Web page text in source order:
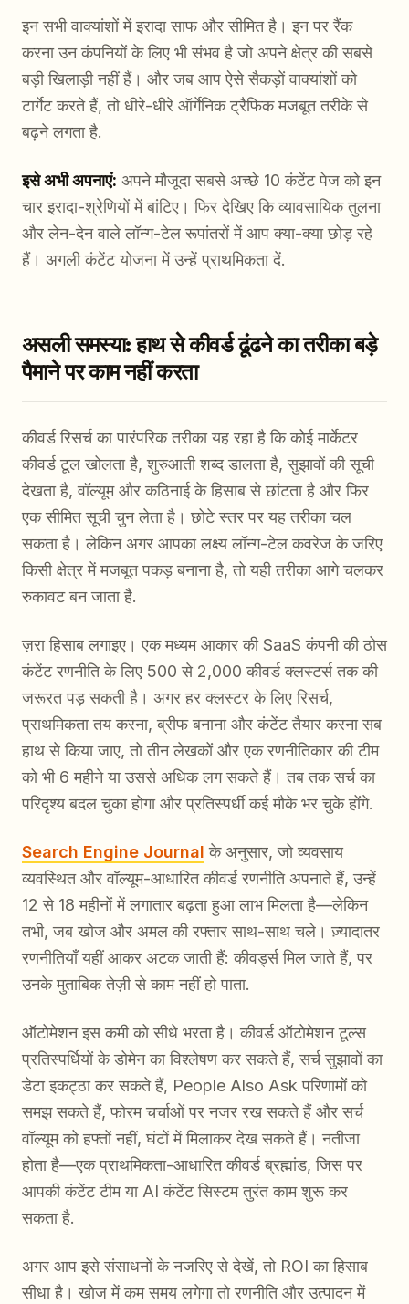
इन सभी वाक्यांशों में इरादा साफ और सीमित है। इन पर रैंक
करना उन कंपनियों के लिए भी संभव है जो अपने क्षेत्र की सबसे
बड़ी खिलाड़ी नहीं हैं। और जब आप ऐसे सैकड़ों वाक्यांशों को
टार्गेट करते हैं, तो धीरे-धीरे ऑर्गेनिक ट्रैफिक मजबूत तरीके से
बढ़ने लगता है.
इसे अभी अपनाएं: अपने मौजूदा सबसे अच्छे 10 कंटेंट पेज को इन
चार इरादा-श्रेणियों में बांटिए। फिर देखिए कि व्यावसायिक तुलना
और लेन-देन वाले लॉन्ग-टेल रूपांतरों में आप क्या-क्या छोड़ रहे
हैं। अगली कंटेंट योजना में उन्हें प्राथमिकता दें.
असली समस्या: हाथ से कीवर्ड ढूंढने का तरीका बड़े
पैमाने पर काम नहीं करता
कीवर्ड रिसर्च का पारंपरिक तरीका यह रहा है कि कोई मार्केटर
कीवर्ड टूल खोलता है, शुरुआती शब्द डालता है, सुझावों की सूची
देखता है, वॉल्यूम और कठिनाई के हिसाब से छांटता है और फिर
एक सीमित सूची चुन लेता है। छोटे स्तर पर यह तरीका चल
सकता है। लेकिन अगर आपका लक्ष्य लॉन्ग-टेल कवरेज के जरिए
किसी क्षेत्र में मजबूत पकड़ बनाना है, तो यही तरीका आगे चलकर
रुकावट बन जाता है.
ज़रा हिसाब लगाइए। एक मध्यम आकार की SaaS कंपनी की ठोस
कंटेंट रणनीति के लिए 500 से 2,000 कीवर्ड क्लस्टर्स तक की
जरूरत पड़ सकती है। अगर हर क्लस्टर के लिए रिसर्च,
प्राथमिकता तय करना, ब्रीफ बनाना और कंटेंट तैयार करना सब
हाथ से किया जाए, तो तीन लेखकों और एक रणनीतिकार की टीम
को भी 6 महीने या उससे अधिक लग सकते हैं। तब तक सर्च का
परिदृश्य बदल चुका होगा और प्रतिस्पर्धी कई मौके भर चुके होंगे.
Search Engine Journal के अनुसार, जो व्यवसाय
व्यवस्थित और वॉल्यूम-आधारित कीवर्ड रणनीति अपनाते हैं, उन्हें
12 से 18 महीनों में लगातार बढ़ता हुआ लाभ मिलता है—लेकिन
तभी, जब खोज और अमल की रफ्तार साथ-साथ चले। ज़्यादातर
रणनीतियाँ यहीं आकर अटक जाती हैं: कीवर्ड्स मिल जाते हैं, पर
उनके मुताबिक तेज़ी से काम नहीं हो पाता.
ऑटोमेशन इस कमी को सीधे भरता है। कीवर्ड ऑटोमेशन टूल्स
प्रतिस्पर्धियों के डोमेन का विश्लेषण कर सकते हैं, सर्च सुझावों का
डेटा इकट्ठा कर सकते हैं, People Also Ask परिणामों को
समझ सकते हैं, फोरम चर्चाओं पर नजर रख सकते हैं और सर्च
वॉल्यूम को हफ्तों नहीं, घंटों में मिलाकर देख सकते हैं। नतीजा
होता है—एक प्राथमिकता-आधारित कीवर्ड ब्रह्मांड, जिस पर
आपकी कंटेंट टीम या AI कंटेंट सिस्टम तुरंत काम शुरू कर
सकता है.
अगर आप इसे संसाधनों के नजरिए से देखें, तो ROI का हिसाब
सीधा है। खोज में कम समय लगेगा तो रणनीति और उत्पादन में